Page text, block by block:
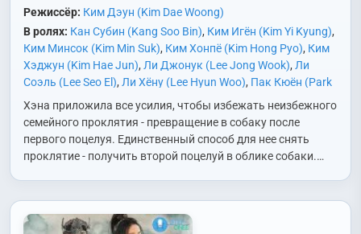
Режиссёр: Ким Дэун (Kim Dae Woong)
В ролях: Кан Субин (Kang Soo Bin), Ким Игён (Kim Yi Kyung),
Ким Минсок (Kim Min Suk), Ким Хонпё (Kim Hong Pyo), Ким
Хэджун (Kim Hae Jun), Ли Джонук (Lee Jong Wook), Ли
Соэль (Lee Seo El), Ли Хёну (Lee Hyun Woo), Пак Кюён (Park
Kyu Young)
Пак Хэин (Park Hae In) Рю Абель (Ryu Abel)
Сим Ванджун (Shim Wan Joon)
Син Джунхан (Shin Jun
Сон Ёна (Song Young Ah) , Чо Аён (Jo Ah Young)
Джинсе (Cho Jin Se)
Чон Ёнджу (Jung Yeon Joo)
Чха Ыну
(Cha Eun Woo)
Ю Сынмок (Yoo Seung Mok)
Hyun Soo)
Хэна приложила все усилия, чтобы избежать неизбежного
семейного проклятия - превращение в собаку после
первого поцелуя. Единственный способ для нее снять
проклятие - получить второй поцелуй в облике собаки.…